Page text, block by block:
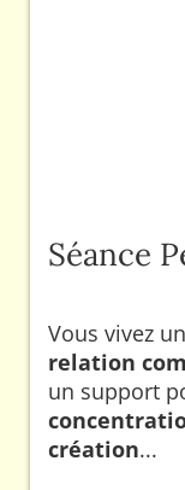
Séance
Vous vivez
relation
un support
création...